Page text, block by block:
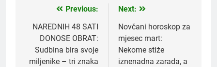
navigation
Previous:
NAREDNIH 48 SATI
DONOSE OBRAT:
Sudbina bira svoje
miljenike – tri znaka
Next:
Novčani horoskop za
mjesec mart:
Nekome stiže
iznenadna zarada, a